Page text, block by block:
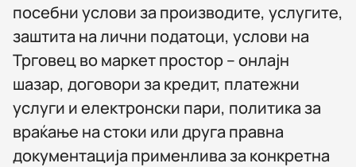
посебни услови за производите, услугите,
заштита на лични податоци, услови на
Трговец во маркет простор – онлајн
шазар, договори за кредит, платежни
услуги и електронски пари, политика за
враќање на стоки или друга правна
документација применлива за конкретна